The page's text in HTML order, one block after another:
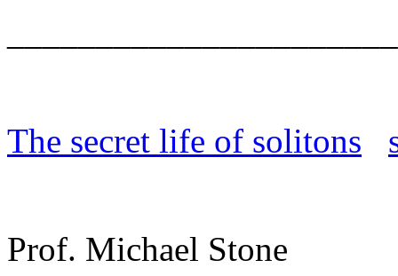
The secret life of solitons
Prof. Michael Stone